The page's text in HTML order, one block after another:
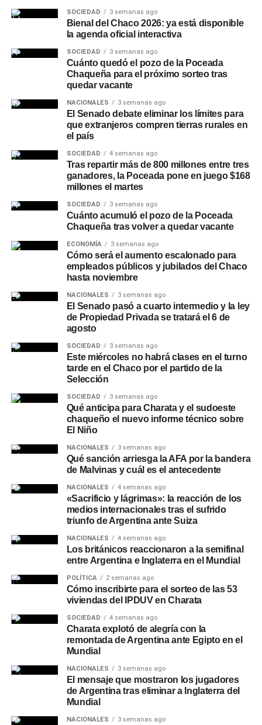
SOCIEDAD 3 semanas ago
Bienal del Chaco 2026: ya está disponible
la agenda oficial interactiva
SOCIEDAD 3 semanas ago
Cuánto quedó el pozo de la Poceada
Chaqueña para el próximo sorteo tras
quedar vacante
NACIONALES 3 semanas ago
El Senado debate eliminar los límites para
que extranjeros compren tierras rurales en
el país
SOCIEDAD 4 semanas ago
Tras repartir más de 800 millones entre tres
ganadores, la Poceada pone en juego $168
millones el martes
SOCIEDAD 3 semanas ago
Cuánto acumuló el pozo de la Poceada
Chaqueña tras volver a quedar vacante
ECONOMÍA 3 semanas ago
Cómo será el aumento escalonado para
empleados públicos y jubilados del Chaco
hasta noviembre
NACIONALES 3 semanas ago
El Senado pasó a cuarto intermedio y la ley
de Propiedad Privada se tratará el 6 de
agosto
SOCIEDAD 3 semanas ago
Este miércoles no habrá clases en el turno
tarde en el Chaco por el partido de la
Selección
SOCIEDAD 3 semanas ago
Qué anticipa para Charata y el sudoeste
chaqueño el nuevo informe técnico sobre
El Niño
NACIONALES 3 semanas ago
Qué sanción arriesga la AFA por la bandera
de Malvinas y cuál es el antecedente
NACIONALES 4 semanas ago
«Sacrificio y lágrimas»: la reacción de los
medios internacionales tras el sufrido
triunfo de Argentina ante Suiza
NACIONALES 4 semanas ago
Los británicos reaccionaron a la semifinal
entre Argentina e Inglaterra en el Mundial
POLÍTICA 2 semanas ago
Cómo inscribirte para el sorteo de las 53
viviendas del IPDUV en Charata
SOCIEDAD 4 semanas ago
Charata explotó de alegría con la
remontada de Argentina ante Egipto en el
Mundial
NACIONALES 3 semanas ago
El mensaje que mostraron los jugadores
de Argentina tras eliminar a Inglaterra del
Mundial
NACIONALES 3 semanas ago